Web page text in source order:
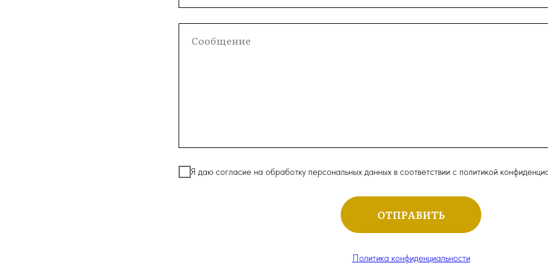
Я даю согласие на обработку персональных данных в соответствии с политикой
ОТПРАВИТЬ
Политика конфиденциальности